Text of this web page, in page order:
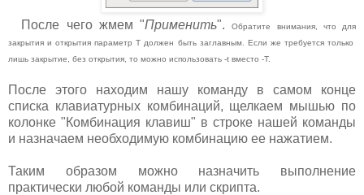
После чего жмем "Применить".Обратите внимания, что для
закрытия и открытия параметр Т должен быть заглавным. Если же требуется только
лишь закрытие, без открытия, то можно использовать -t вместо -T.
После этого находим нашу команду в самом конце
списка клавиатурных комбинаций, щелкаем мышью по
колонке "Комбинация клавиш" в строке нашей команды
и назначаем необходимую комбинацию ее нажатием.
Таким образом можно назначить выполнение
практически любой команды или скрипта.